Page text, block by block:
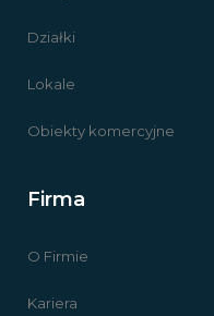
Działki
Lokale
Obiekty komercyjne
Firma
O Firmie
Kariera